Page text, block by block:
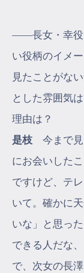
――長女・幸役
い役柄のイメ
見たことがな
とした雰囲気
理由は？
是枝 今まで見
にお会いした
ですけど、テ
いて。確かに
いな」と思っ
できる人だな
で、次女の長